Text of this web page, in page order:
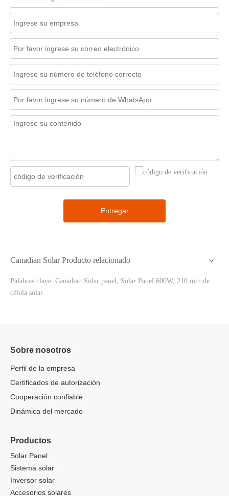
Entregar
Canadian Solar Producto relacionado
Palabras clave: Canadian Solar panel, Solar Panel 600W, 210 mm de
célula solar
Sobre nosotros
Perfil de la empresa
Certificados de autorización
Cooperación confiable
Dinámica del mercado
Productos
Solar Panel
Sistema solar
Inversor solar
Accesorios solares